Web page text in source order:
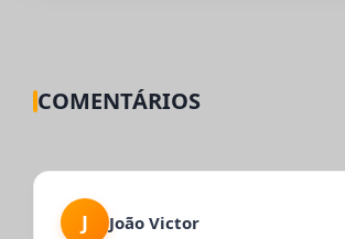
COMENTÁRIOS
J João Victor